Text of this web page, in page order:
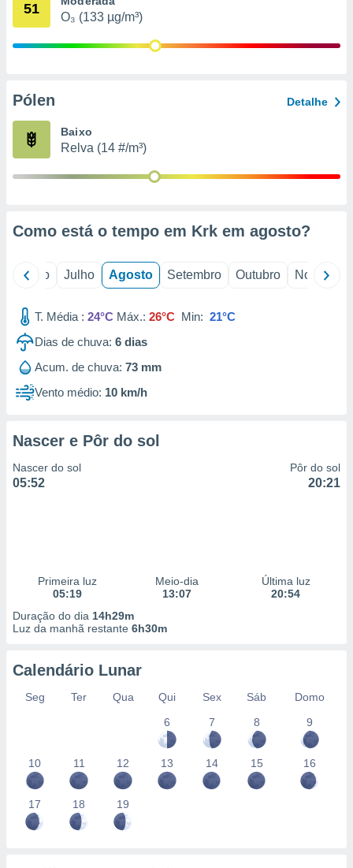
estudos
51
O₃ (133 µg/m³)
Pólen Detalhe
Baixo
Relva (14 #/m³)
Como está o tempo em Krk em agosto?
Junho Julho Agosto Setembro Outubro Novembro
T. Média : 24°C Máx.: 26°C Min: 21°C
Dias de chuva: 6 dias
Acum. de chuva: 73 mm
Vento médio: 10 km/h
Nascer e Pôr do sol
Nascer do sol
05:52
Pôr do sol
20:21
Primeira luz
05:19
Meio-dia
13:07
Última luz
20:54
Duração do dia 14h29m
Luz da manhã restante 6h30m
Calendário Lunar
Seg Ter Qua Qui Sex Sáb
Domo
6
7 8 9
10 11 12 13 14 15 16
17 18 19